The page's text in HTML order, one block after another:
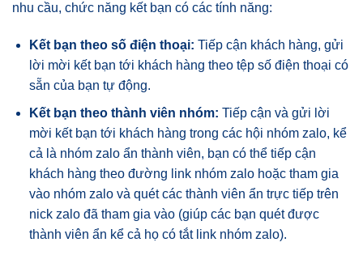
nhu cầu, chức năng kết bạn có các tính năng:
Kết bạn theo số điện thoại: Tiếp cận khách hàng, gửi
lời mời kết bạn tới khách hàng theo tệp số điện thoại có
sẵn của bạn tự động.
Kết bạn theo thành viên nhóm: Tiếp cận và gửi lời
mời kết bạn tới khách hàng trong các hội nhóm zalo, kể
cả là nhóm zalo ẩn thành viên, bạn có thể tiếp cận
khách hàng theo đường link nhóm zalo hoặc tham gia
vào nhóm zalo và quét các thành viên ẩn trực tiếp trên
nick zalo đã tham gia vào (giúp các bạn quét được
thành viên ẩn kể cả họ có tắt link nhóm zalo).